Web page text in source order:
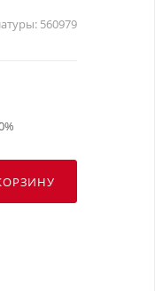
560979